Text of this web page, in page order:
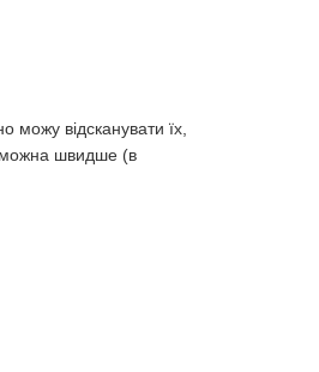
можу відсканувати їх,
можна швидше (в